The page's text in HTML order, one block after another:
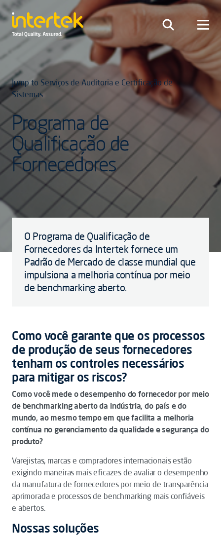
Jump to Serviços de Auditoria e Certificação de
Sistemas
Programa de
Qualificação de
Fornecedores
O Programa de Qualificação de
Fornecedores da Intertek fornece um
Padrão de Mercado de classe mundial que
impulsiona a melhoria contínua por meio
de benchmarking aberto.
Como você garante que os processos
de produção de seus fornecedores
tenham os controles necessários
para mitigar os riscos?
Como você mede o desempenho do fornecedor por meio
de benchmarking aberto da indústria, do país e do
mundo, ao mesmo tempo em que facilita a melhoria
contínua no gerenciamento da qualidade e segurança do
produto?
Varejistas, marcas e compradores internacionais estão
exigindo maneiras mais eficazes de avaliar o desempenho
da manufatura de fornecedores por meio de transparência
aprimorada e processos de benchmarking mais confiáveis ​​
e abertos.
Nossas soluções